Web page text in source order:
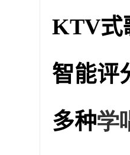
KTV式
智能评
多种学